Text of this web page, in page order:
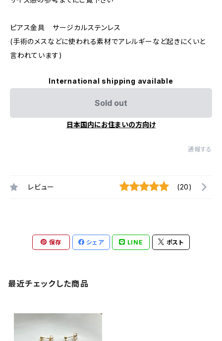
ピアス金具 サージカルステンレス
(手術のメスなどに使われる素材でアレルギーなど起きにくいと
言われています)
International shipping available
Sold out
日本国内にお住まいの方向け
通報する
レビュー (20)
保存 シェア LINE ポスト
最近チェックした商品